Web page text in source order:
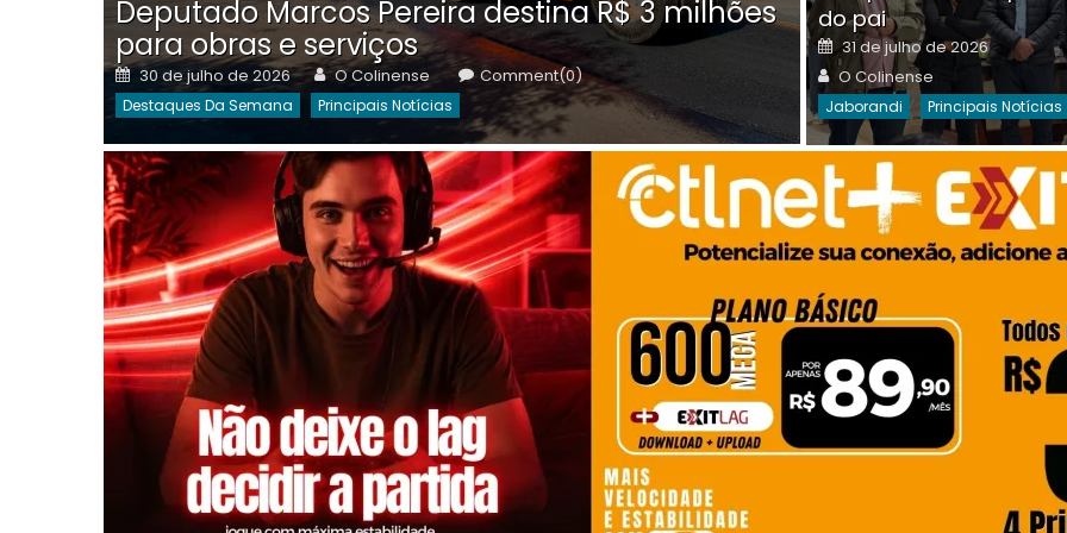
Deputado Marcos Pereira destina R$ 3 milhões
para obras e serviços
Posted
on
30 de julho de 2026 Author
O Colinense Comment(0)
Destaques Da Semana Principais Notícias
on
Destaques Da Semana
do pai
Posted
on
31 de julho de 2026
Author
O Colinense
Jaborandi Principais Notícias